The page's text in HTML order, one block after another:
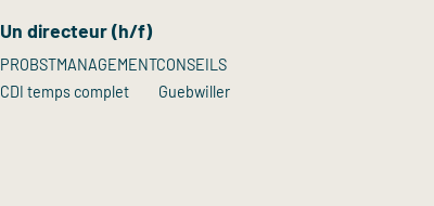
Un directeur (h/f)
PROBSTMANAGEMENTCONSEILS
CDI temps complet
Guebwiller